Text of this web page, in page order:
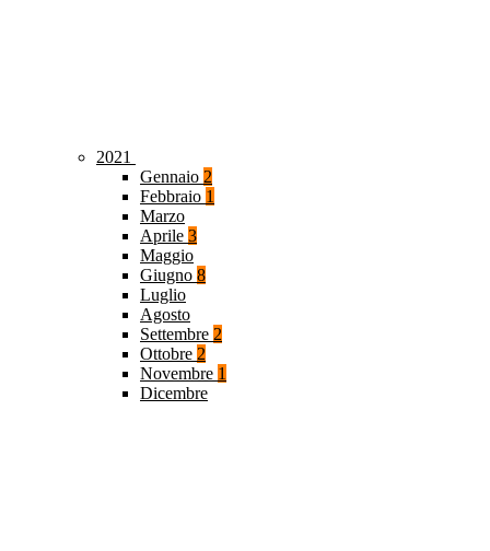
2021
Gennaio 2
Febbraio 1
Marzo
Aprile 3
Maggio
Giugno 8
Luglio
Agosto
Settembre 2
Ottobre 2
Novembre 1
Dicembre